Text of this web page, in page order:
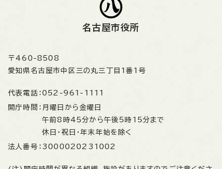
名古屋市役所
〒460-8508
愛知県名古屋市中区三の丸三丁目1番1号
代表電話： 052-961-1111
開庁時間： 月曜日から金曜日
午前8時45分から午後5時15分まで
休日・祝日・年末年始を除く
法人番号： 3000020231002